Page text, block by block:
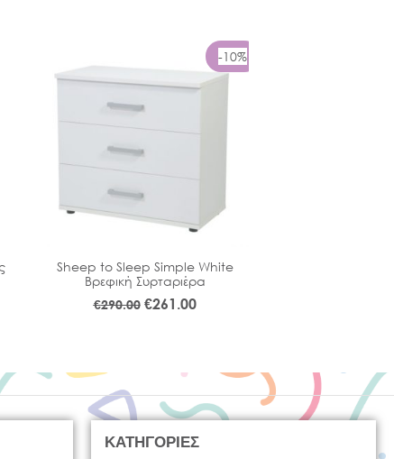
-10%
Sheep to Sleep Simple White
Βρεφική Συρταριέρα
€290.00 €261.00
ΚΑΤΗΓΟΡΙΕΣ